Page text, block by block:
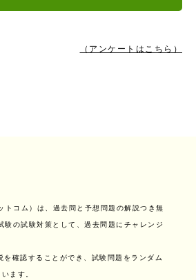
（アンケートはこちら）
トコム）は、過去問と予想問題の解説つき無
験の試験対策として、過去問題にチャレンジ
を確認することができ、試験問題をランダム
ます。